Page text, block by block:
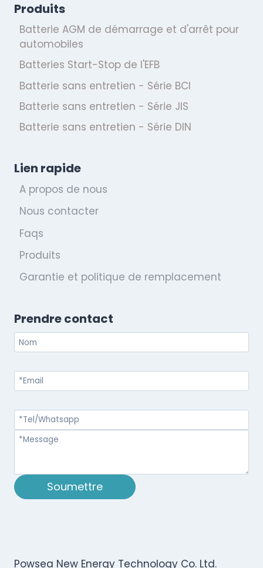
Produits
Batterie AGM de démarrage et d'arrêt pour
automobiles
Batteries Start-Stop de l'EFB
Batterie sans entretien - Série BCI
Batterie sans entretien - Série JIS
Batterie sans entretien - Série DIN
Lien rapide
A propos de nous
Nous contacter
Faqs
Produits
Garantie et politique de remplacement
Prendre contact
Soumettre
Powsea New Energy Technology Co. Ltd.